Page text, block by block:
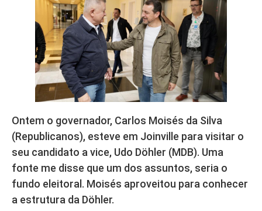
Ontem o governador, Carlos Moisés da Silva
(Republicanos), esteve em Joinville para visitar o
seu candidato a vice, Udo Döhler (MDB). Uma
fonte me disse que um dos assuntos, seria o
fundo eleitoral. Moisés aproveitou para conhecer
a estrutura da Döhler.